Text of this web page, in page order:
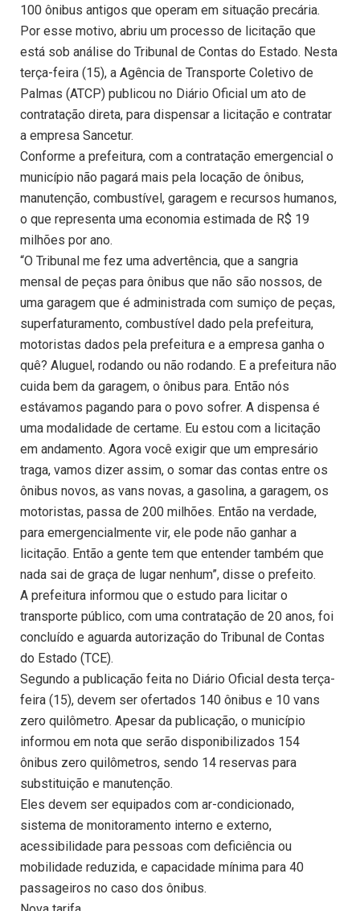
100 ônibus antigos que operam em situação precária.
Por esse motivo, abriu um processo de licitação que
está sob análise do Tribunal de Contas do Estado. Nesta
terça-feira (15), a Agência de Transporte Coletivo de
Palmas (ATCP) publicou no Diário Oficial um ato de
contratação direta, para dispensar a licitação e contratar
a empresa Sancetur.
Conforme a prefeitura, com a contratação emergencial o
município não pagará mais pela locação de ônibus,
manutenção, combustível, garagem e recursos humanos,
o que representa uma economia estimada de R$ 19
milhões por ano.
“O Tribunal me fez uma advertência, que a sangria
mensal de peças para ônibus que não são nossos, de
uma garagem que é administrada com sumiço de peças,
superfaturamento, combustível dado pela prefeitura,
motoristas dados pela prefeitura e a empresa ganha o
quê? Aluguel, rodando ou não rodando. E a prefeitura não
cuida bem da garagem, o ônibus para. Então nós
estávamos pagando para o povo sofrer. A dispensa é
uma modalidade de certame. Eu estou com a licitação
em andamento. Agora você exigir que um empresário
traga, vamos dizer assim, o somar das contas entre os
ônibus novos, as vans novas, a gasolina, a garagem, os
motoristas, passa de 200 milhões. Então na verdade,
para emergencialmente vir, ele pode não ganhar a
licitação. Então a gente tem que entender também que
nada sai de graça de lugar nenhum”, disse o prefeito.
A prefeitura informou que o estudo para licitar o
transporte público, com uma contratação de 20 anos, foi
concluído e aguarda autorização do Tribunal de Contas
do Estado (TCE).
Segundo a publicação feita no Diário Oficial desta terça-
feira (15), devem ser ofertados 140 ônibus e 10 vans
zero quilômetro. Apesar da publicação, o município
informou em nota que serão disponibilizados 154
ônibus zero quilômetros, sendo 14 reservas para
substituição e manutenção.
Eles devem ser equipados com ar-condicionado,
sistema de monitoramento interno e externo,
acessibilidade para pessoas com deficiência ou
mobilidade reduzida, e capacidade mínima para 40
passageiros no caso dos ônibus.